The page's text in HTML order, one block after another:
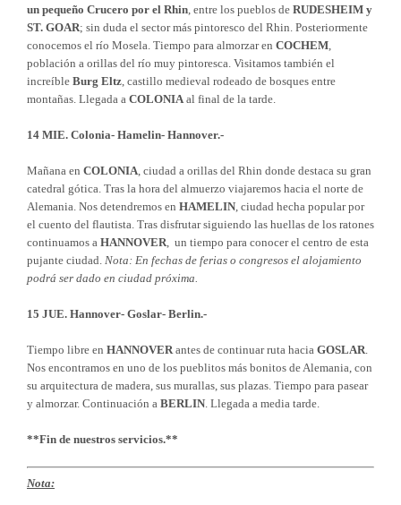
un pequeño Crucero por el Rhin, entre los pueblos de RUDESHEIM y
ST. GOAR; sin duda el sector más pintoresco del Rhin. Posteriormente
conocemos el río Mosela. Tiempo para almorzar en COCHEM,
población a orillas del río muy pintoresca. Visitamos también el
increíble Burg Eltz, castillo medieval rodeado de bosques entre
montañas. Llegada a COLONIAal final de la tarde.
14 MIE. Colonia- Hamelin- Hannover.-
Mañana en COLONIA, ciudad a orillas del Rhin donde destaca su gran
catedral gótica. Tras la hora del almuerzo viajaremos hacia el norte de
Alemania. Nos detendremos en HAMELIN, ciudad hecha popular por
el cuento del flautista. Tras disfrutar siguiendo las huellas de los ratones
continuamos a HANNOVER, un tiempo para conocer el centro de esta
pujante ciudad. Nota: En fechas de ferias o congresos el alojamiento
podrá ser dado en ciudad próxima.
15 JUE. Hannover- Goslar- Berlin.-
Tiempo libre en HANNOVERantes de continuar ruta hacia GOSLAR.
Nos encontramos en uno de los pueblitos más bonitos de Alemania, con
su arquitectura de madera, sus murallas, sus plazas. Tiempo para pasear
y almorzar. Continuación a BERLIN. Llegada a media tarde.
**Fin de nuestros servicios.**
Nota: